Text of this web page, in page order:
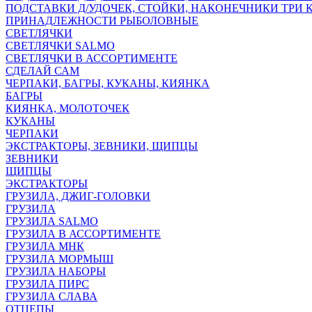
ПОДСТАВКИ Д/УДОЧЕК, СТОЙКИ, НАКОНЕЧНИКИ ТРИ
ПРИНАДЛЕЖНОСТИ РЫБОЛОВНЫЕ
СВЕТЛЯЧКИ
СВЕТЛЯЧКИ SALMO
СВЕТЛЯЧКИ В АССОРТИМЕНТЕ
СДЕЛАЙ САМ
ЧЕРПАКИ, БАГРЫ, КУКАНЫ, КИЯНКА
БАГРЫ
КИЯНКА, МОЛОТОЧЕК
КУКАНЫ
ЧЕРПАКИ
ЭКСТРАКТОРЫ, ЗЕВНИКИ, ЩИПЦЫ
ЗЕВНИКИ
ЩИПЦЫ
ЭКСТРАКТОРЫ
ГРУЗИЛА, ДЖИГ-ГОЛОВКИ
ГРУЗИЛА
ГРУЗИЛА SALMO
ГРУЗИЛА В АССОРТИМЕНТЕ
ГРУЗИЛА МНК
ГРУЗИЛА МОРМЫШ
ГРУЗИЛА НАБОРЫ
ГРУЗИЛА ПИРС
ГРУЗИЛА СЛАВА
ОТЦЕПЫ